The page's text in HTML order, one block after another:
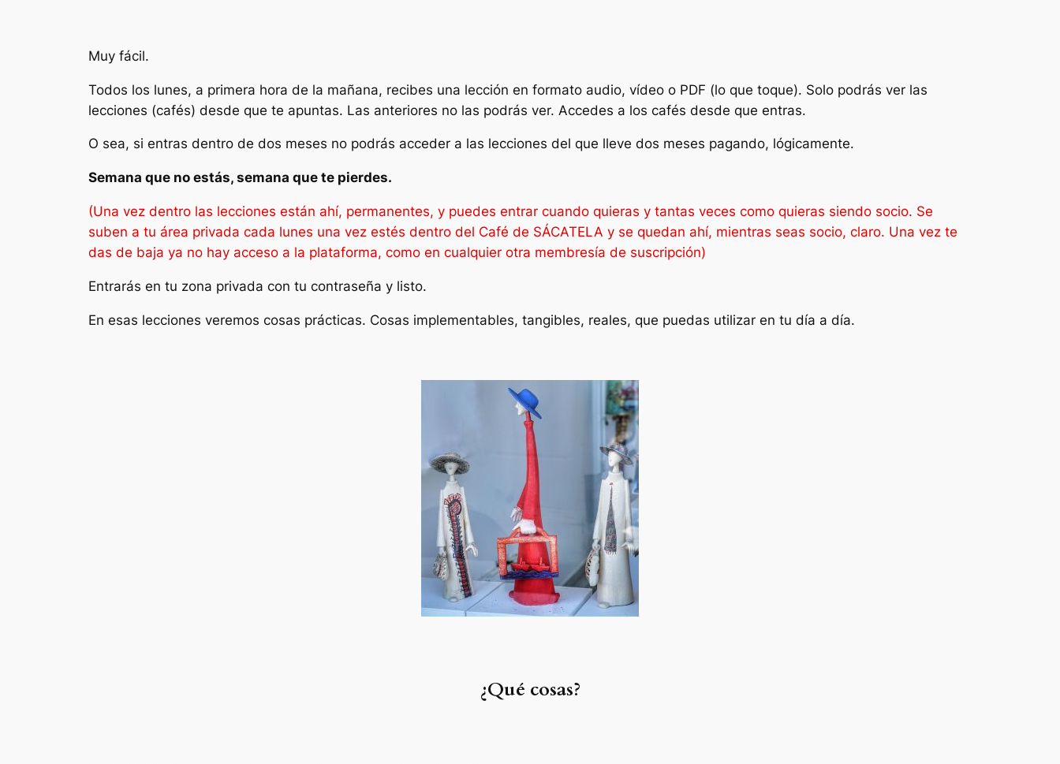
Muy fácil.
Todos los lunes, a primera hora de la mañana, recibes una lección en formato audio, vídeo o PDF (lo que toque). Solo podrás ver las
lecciones (cafés) desde que te apuntas. Las anteriores no las podrás ver. Accedes a los cafés desde que entras.
O sea, si entras dentro de dos meses no podrás acceder a las lecciones del que lleve dos meses pagando, lógicamente.
Semana que no estás, semana que te pierdes.
(Una vez dentro las lecciones están ahí, permanentes, y puedes entrar cuando quieras y tantas veces como quieras siendo socio. Se
suben a tu área privada cada lunes una vez estés dentro del Café de SÁCATELA y se quedan ahí, mientras seas socio, claro. Una vez te
das de baja ya no hay acceso a la plataforma, como en cualquier otra membresía de suscripción)
Entrarás en tu zona privada con tu contraseña y listo.
En esas lecciones veremos cosas prácticas. Cosas implementables, tangibles, reales, que puedas utilizar en tu día a día.
¿Qué cosas?